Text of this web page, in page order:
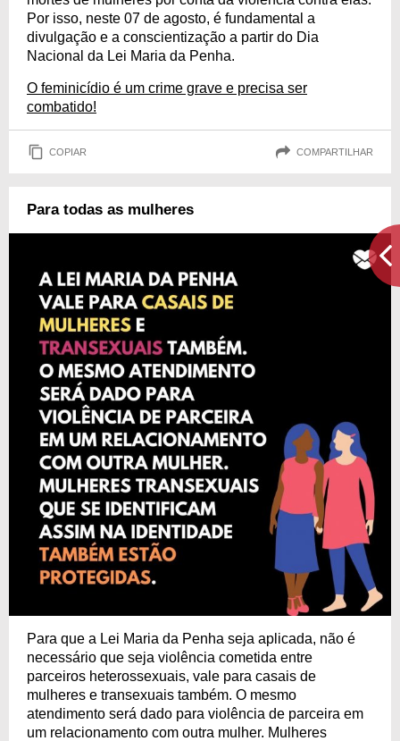
Por isso, neste 07 de agosto, é fundamental a
divulgação e a conscientização a partir do Dia
Nacional da Lei Maria da Penha.
O feminicídio é um crime grave e precisa ser
combatido!
COPIAR COMPARTILHAR
Para todas as mulheres
Para que a Lei Maria da Penha seja aplicada, não é
necessário que seja violência cometida entre
parceiros heterossexuais, vale para casais de
mulheres e transexuais também. O mesmo
atendimento será dado para violência de parceira em
um relacionamento com outra mulher. Mulheres